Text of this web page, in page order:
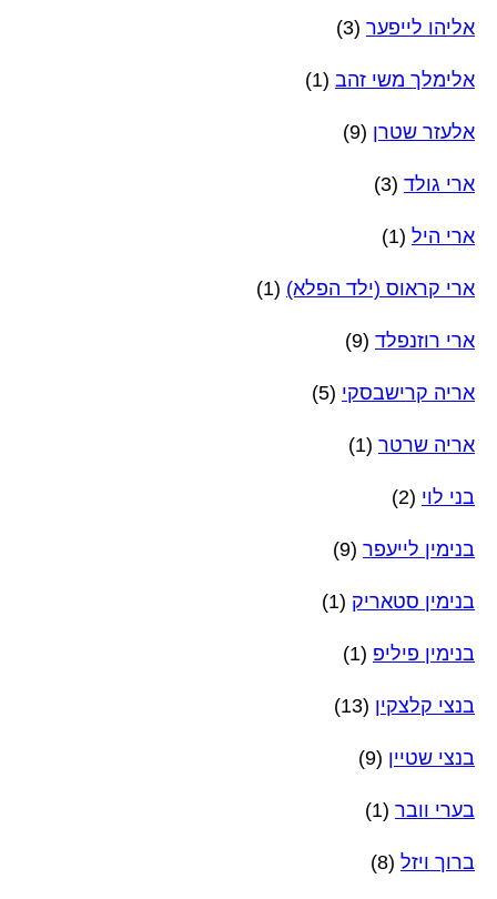
אליהו לייפער (3)
אלימלך משי זהב (1)
אלעזר שטרן (9)
ארי גולד (3)
ארי היל (1)
ארי קראוס (ילד הפלא) (1)
ארי רוזנפלד (9)
אריה קרישבסקי (5)
אריה שרטר (1)
בני לוי (2)
בנימין לייעפר (9)
בנימין סטאריק (1)
בנימין פיליפ (1)
בנצי קלצקין (13)
בנצי שטיין (9)
בערי וובר (1)
ברוך ויזל (8)